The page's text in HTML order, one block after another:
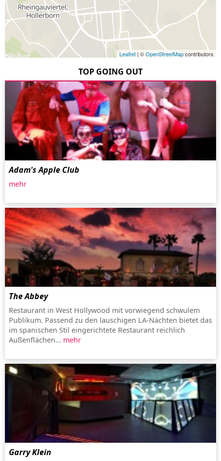
Leaflet | ©OpenStreetMapcontributors
TOP GOING OUT
Adam's Apple Club
mehr
The Abbey
Restaurant in West Hollywood mit vorwiegend schwulem
Publikum. Passend zu den lauschigen LA-Nächten bietet das
im spanischen Stil eingerichtete Restaurant reichlich
Außenflächen... mehr
Garry Klein